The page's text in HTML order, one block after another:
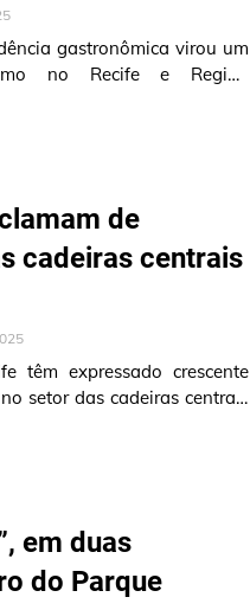
gastronômica virou um
no Recife e Região
de
cadeiras centrais
têm expressado crescente
setor das cadeiras centrais
em duas
do Parque